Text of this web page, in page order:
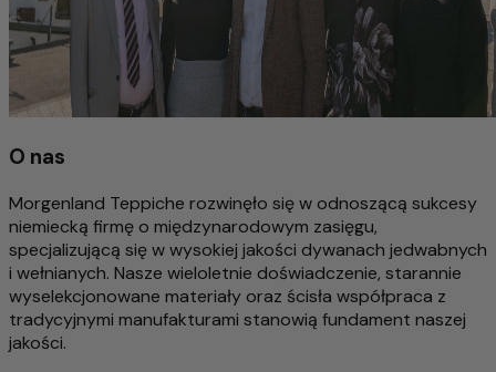
O nas
Morgenland Teppiche rozwinęło się w odnoszącą sukcesy
niemiecką firmę o międzynarodowym zasięgu,
specjalizującą się w wysokiej jakości dywanach jedwabnych
i wełnianych. Nasze wieloletnie doświadczenie, starannie
wyselekcjonowane materiały oraz ścisła współpraca z
tradycyjnymi manufakturami stanowią fundament naszej
jakości.